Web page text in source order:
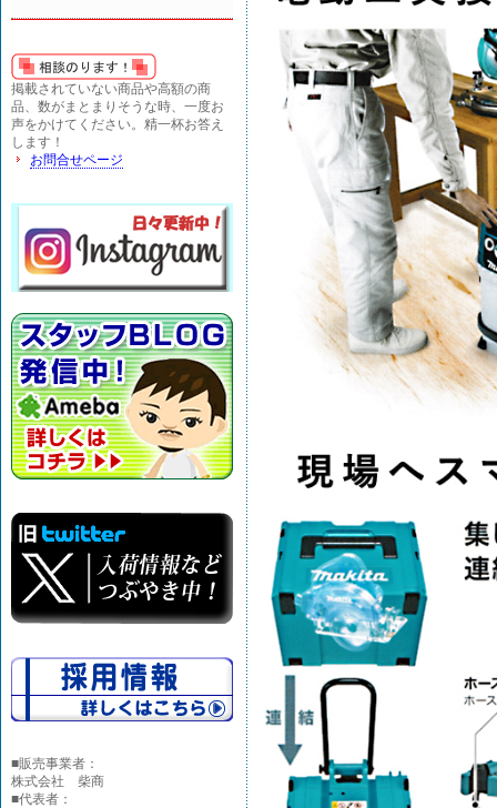
掲載されていない商品や高額の商
品、数がまとまりそうな時、一度お
声をかけてください。精一杯お答え
します！
お問合せページ
■販売事業者：
株式会社 柴商
■代表者：